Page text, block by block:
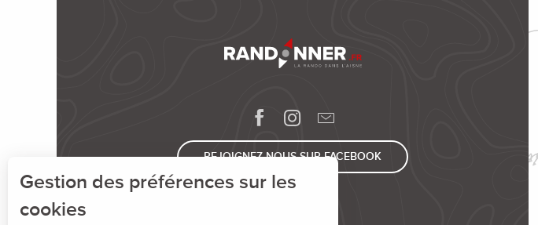
REJOIGNEZ-NOUS SUR FACEBOOK
Gestion des préférences sur les
cookies